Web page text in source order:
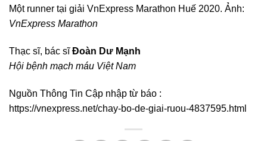
Một runner tại giải VnExpress Marathon Huế 2020. Ảnh:
VnExpress Marathon
Thạc sĩ, bác sĩĐoàn Dư Mạnh
Hội bệnh mạch máu Việt Nam
Nguồn Thông Tin Cập nhập từ báo :
https://vnexpress.net/chay-bo-de-giai-ruou-4837595.html